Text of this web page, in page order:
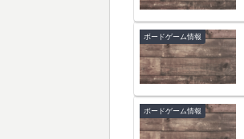
ボードゲーム情報
ボードゲーム情報